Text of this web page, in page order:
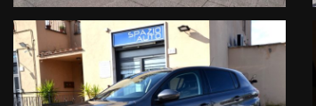
- Comandi vocali
Comfort:
- Climatizzatore automatico Bi Zona
- Sedili regolabili in altezza
- Volante regolabile